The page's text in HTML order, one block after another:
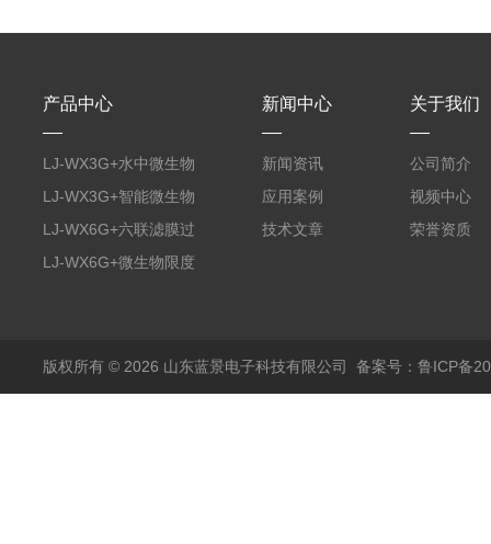
产品中心
LJ-WX3G+水中微生物
膜过滤装置
LJ-WX3G+智能微生物
限度仪
LJ-WX6G+六联滤膜过
滤器
LJ-WX6G+微生物限度
新闻中心
新闻资讯
应用案例
技术文章
关于我们
公司简介
视频中心
荣誉资质
版权所有 © 2026 山东蓝景电子科技有限公司 备案号：鲁ICP备